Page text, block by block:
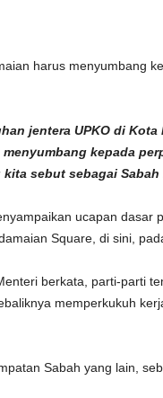
harus menyumbang
jentera UPKO di
kepada
sebut sebagai Sabah
ucapan dasar
Square, di sini,
berkata, parti-parti
memperkukuh
Sabah yang lain,